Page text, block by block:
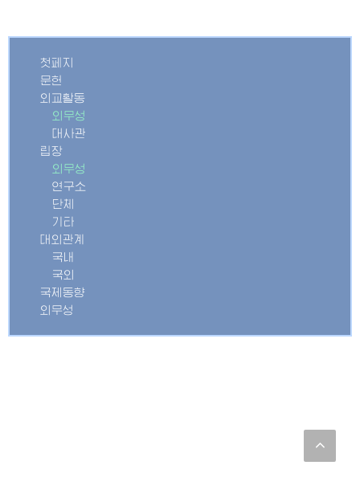
첫페지
문헌
외교활동
외무성
대사관
립장
외무성
연구소
단체
기타
대외관계
국내
국외
국제동향
외무성